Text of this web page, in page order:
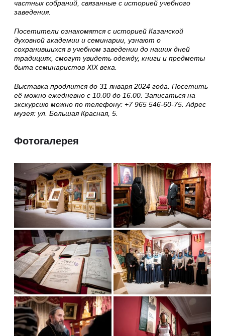
частных собраний, связанные с историей учебного
заведения.
Посетители ознакомятся с историей Казанской
духовной академии и семинарии, узнают о
сохранившихся в учебном заведении до наших дней
традициях, смогут увидеть одежду, книги и предметы
быта семинаристов XIX века.
Выставка продлится до 31 января 2024 года. Посетить
её можно ежедневно с 10.00 до 16.00. Записаться на
экскурсию можно по телефону: +7 965 546-60-75. Адрес
музея: ул. Большая Красная, 5.
Фотогалерея